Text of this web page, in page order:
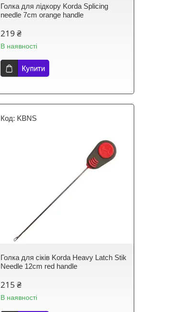
Голка для лідкору Korda Splicing
needle 7cm orange handle
219 ₴
В наявності
Купити
KBNS
Голка для сіків Korda Heavy Latch Stik
Needle 12cm red handle
215 ₴
В наявності